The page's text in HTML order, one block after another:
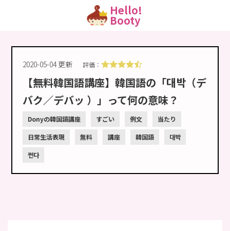
Hello!
Booty
2020-05-04 更新 評価：
【無料韓国語講座】韓国語の「대박（デ
バク／デバッ ）」って何の意味？
Donyの韓国語講座 すごい 例文 当たり
日常生活表現 無料 講座 韓国語 대박
쩐다